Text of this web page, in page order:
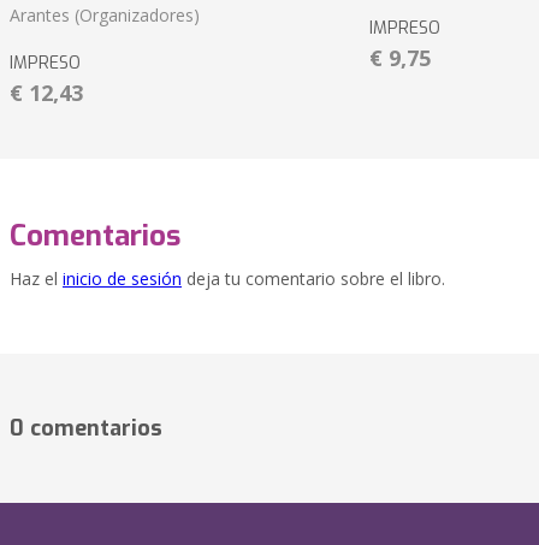
Arantes (Organizadores)
IMPRESO
€ 12,43
IMPRESO
€ 9,75
Comentarios
Haz el inicio de sesión deja tu comentario sobre el libro.
0 comentarios